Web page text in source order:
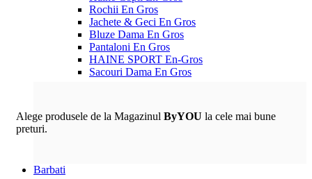
Rochii En Gros
Jachete & Geci En Gros
Bluze Dama En Gros
Pantaloni En Gros
HAINE SPORT En-Gros
Sacouri Dama En Gros
Alege produsele de la Magazinul ByYOU la cele mai bune
preturi.
Barbati